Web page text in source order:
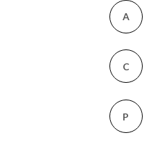
A
C
P